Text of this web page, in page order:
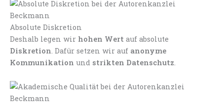
Absolute Diskretion
Deshalb legen wir hohen Wert auf absolute
Diskretion . Dafür setzen wir auf anonyme
Kommunikation und strikten Datenschutz